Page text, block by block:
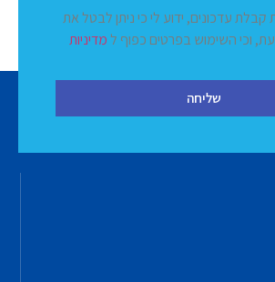
עדכונים, ידוע לי כי ניתן לבטל את
וכי השימוש בפרטים כפוף למדיניות
שליחה